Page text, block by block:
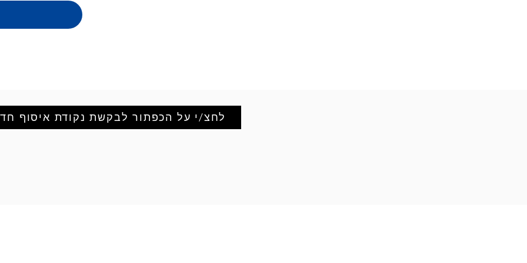
לחצ/י על הכפתור לבקשת נקודת איסוף